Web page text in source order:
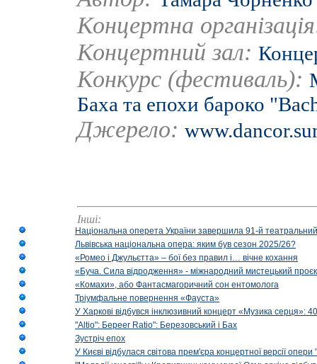
Концертна
Концертний зал:
Конкурс (фестиваль):
Баха та епохи бароко
Джерело:
Інші:
Національна оперета України завершила 91-й
Львівська національна опера: яким був сезон 2025/26?
«Ромео і Джульєтта» – бої без правил і… вічне кохання
«Буча. Сила відродження» - міжнародний мистецький
«Комахи», або Фантасмагоричний сон ентомолога
Тріумфальне повернення «Фауста»
У Харкові відбувся інклюзивний концерт «Музика серця»:
"Altio": Береer Ratio": Березовський і Бах
Зустріч епох
У Києві відбулася світова прем'єра концертної версії